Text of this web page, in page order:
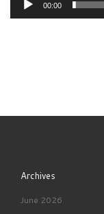
00:00
Archives
June 2026